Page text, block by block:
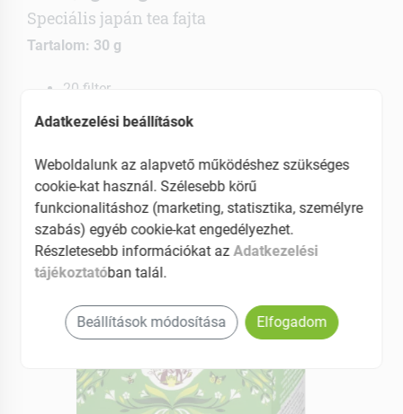
Speciális japán tea fajta
Tartalom: 30 g
20 filter
Adatkezelési beállítások
Weboldalunk az alapvető működéshez szükséges
cookie-kat használ. Szélesebb körű
funkcionalitáshoz (marketing, statisztika, személyre
szabás) egyéb cookie-kat engedélyezhet.
Részletesebb információkat az Adatkezelési
tájékoztatóban talál.
Beállítások módosítása Elfogadom